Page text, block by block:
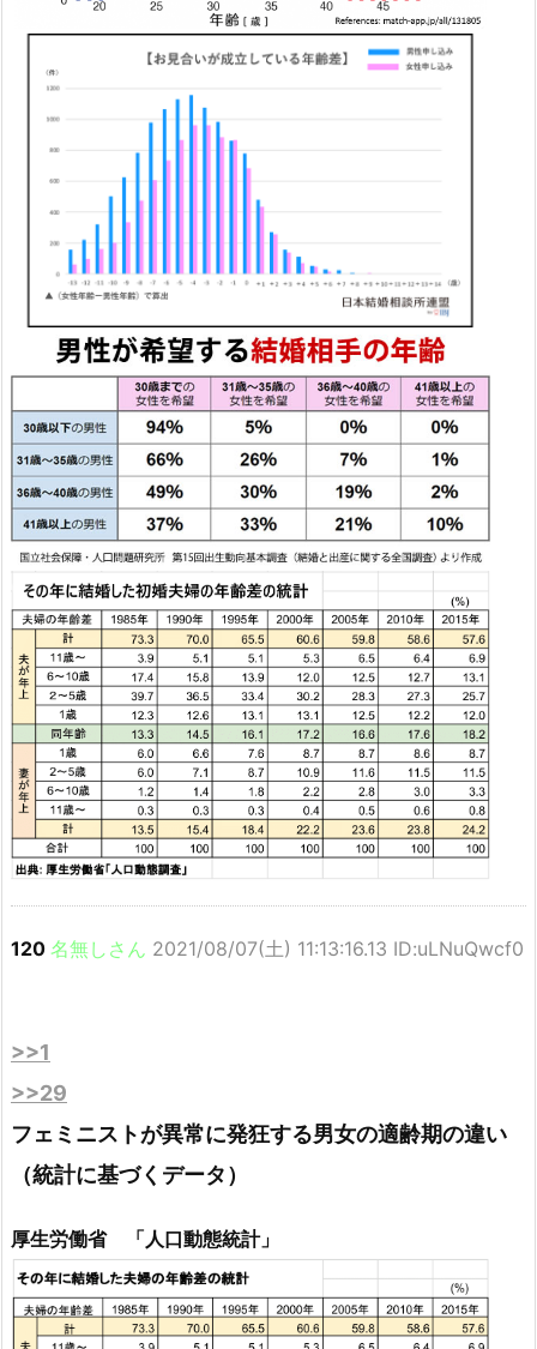
120 名無しさん 2021/08/07(土) 11:13:16.13 ID:uLNuQwcf0
>>1
>>29
フェミニストが異常に発狂する男女の適齢期の違い
（統計に基づくデータ）
厚生労働省 「人口動態統計」